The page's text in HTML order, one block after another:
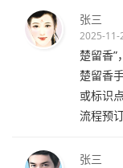
张三
2025-11-
楚留香
楚留香
或标识
流程预
张三